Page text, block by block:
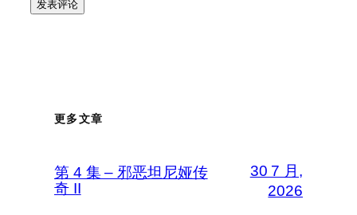
更多文章
第 4 集 – 邪恶坦尼娅传
奇 II
30 7 月,
2026